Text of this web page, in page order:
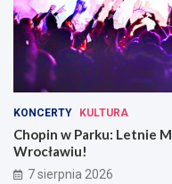
KONCERTY KULTURA
Chopin w Parku: Letnie
Wrocławiu!
7 sierpnia 2026